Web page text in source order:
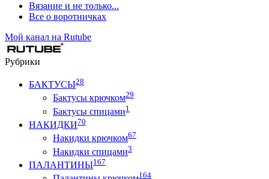
Вязание и не только...
Все о воротничках
Мой канал на Rutube
Рубрики
БАКТУСЫ28
Бактусы крючком29
Бактусы спицами1
НАКИДКИ70
Накидки крючком67
Накидки спицами3
ПАЛАНТИНЫ167
164